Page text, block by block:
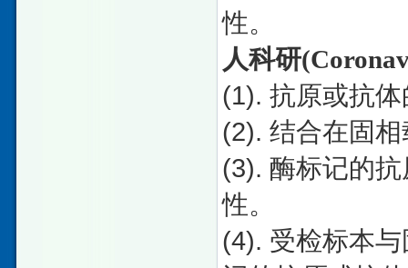
性。
人科研
(1). 抗原或抗
(2). 结合在固
(3). 酶标记的
性。
(4). 受检标本